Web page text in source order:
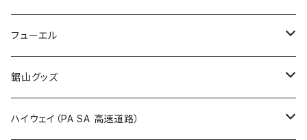
ROUTE700～799号線
ROUTE 600～699号線
ROUTE 700～799号線
ROUTE 600～699号線
ROUTE 700～799号線
茨城県
栃木県
群馬県
撮影禁止
ホテルキーホルダー
たばこ・禁煙ステッカー
フューエル
ステッカー
鋸山グッズ
Tシャツ
ハイウェイ（PA SA 高速道路）